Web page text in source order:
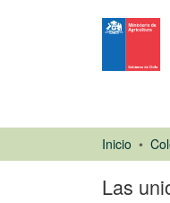
Inicio
Las